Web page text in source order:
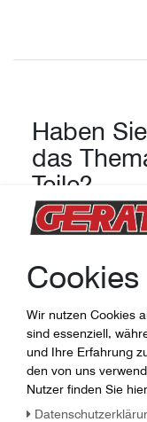
Haben
das
Teile?
Hier finden sie
Ersatzteile
schnell, aber Sie
Geschäftsstelle in
Accord, Niemeyer,
Anbietern. Wenn
Traktor, Ihr
Unseren
Cookies
Wir nutzen Cookies
sind essenziell,
und Ihre Erfahrung
den von uns
Nutzer finden Sie